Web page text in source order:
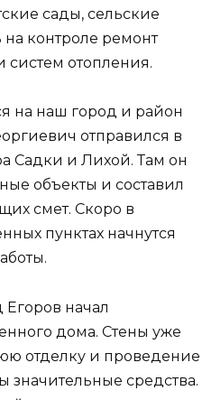
сады, сельские
контроле ремонт
отопления.
на наш город и район
отправился в
Садки и Лихой. Там он
объекты и составил
смет. Скоро в
пунктах начнутся
Егоров начал
дома. Стены уже
отделку и проведение
средства.